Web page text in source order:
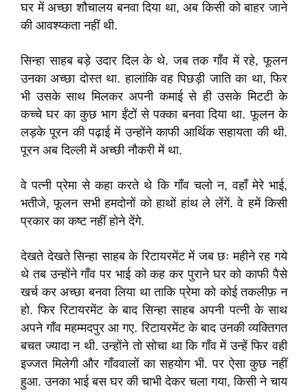
घर में अच्छा शौचालय बनवा दिया था,अब किसी को बाहर जाने
की आवश्य्कता नहीं थी.
सिन्हा साहब बड़े उदार दिल के थे.जब तक गाँव में रहे,फूलन
उनका अच्छा दोस्त था.हालांकि वह पिछड़ी जाति का था,फिर
भी उसके साथ मिलकर अपनी कमाई से ही उसके मिटटी के
कच्चे घर का कुछ भाग ईंटों से पक्का बनवा दिया था.फूलन के
लड़के पूरन की पढ़ाई में उन्होंने काफी आर्थिक सहायता की थी.
पूरन अब दिल्ली में अच्छी नौकरी में था.
वे पत्नी प्रेमा से कहा करते थे कि गाँव चलो न,वहाँ मेरे भाई,
भतीजे,फूलन सभी हमदोनों को हाथों हांथ ले लेंगें.वे हमें किसी
प्रकार का कष्ट नहीं होने देंगे.
देखते देखते सिन्हा साहब के रिटायरमेंट में जब छः महीने रह गये
थे तब उन्होंने गाँव पर भाई को कह कर पुराने घर को काफी पैसे
खर्च कर अच्छा बनवा लिया था ताकि प्रेमा को कोई तकलीफ़ न
हो.फिर रिटायरमेंट के बाद सिन्हा साहब अपनी पत्नी के साथ
अपने गाँव महम्मदपुर आ गए.रिटायरमेंट के बाद उनकी व्यक्तिगत
बचत ज्यादा न थी.उन्होंने तो सोचा था कि गाँव में उन्हें फिर वही
इज्जत मिलेगी और गाँववालों का सहयोग भी.पर ऐसा कुछ नहीं
हुआ.उनका भाई बस घर की चाभी देकर चला गया,किसी ने चाय